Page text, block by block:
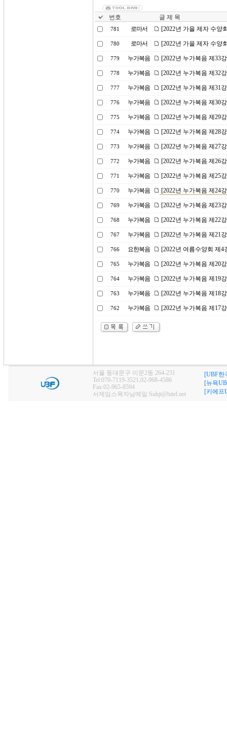
번호 글 제 목
781 로마서 [2022년 가을 제자 수양
780 로마서 [2022년 가을 제자 수양
779 누가복음 [2022년 누가복음 제33
778 누가복음 [2022년 누가복음 제32
777 누가복음 [2022년 누가복음 제31
776 누가복음 [2022년 누가복음 제30
775 누가복음 [2022년 누가복음 제29
774 누가복음 [2022년 누가복음 제28
773 누가복음 [2022년 누가복음 제27
772 누가복음 [2022년 누가복음 제26
771 누가복음 [2022년 누가복음 제25
770 누가복음 [2022년 누가복음 제24
769 누가복음 [2022년 누가복음 제23
768 누가복음 [2022년 누가복음 제22
767 누가복음 [2022년 누가복음 제21
766 요한복음 [2022년 여름수양회 제
765 누가복음 [2022년 누가복음 제20
764 누가복음 [2022년 누가복음 제19
763 누가복음 [2022년 누가복음 제18
762 누가복음 [2022년 누가복음 제17
서울 동대문구 이문2동 264-231
Tel:070-7119-3521,02-968-4586
Fax:02-965-8594
서제임스목자님메일:Suhjt@hitel.net
[UBF한
[뉴욕
[키에프